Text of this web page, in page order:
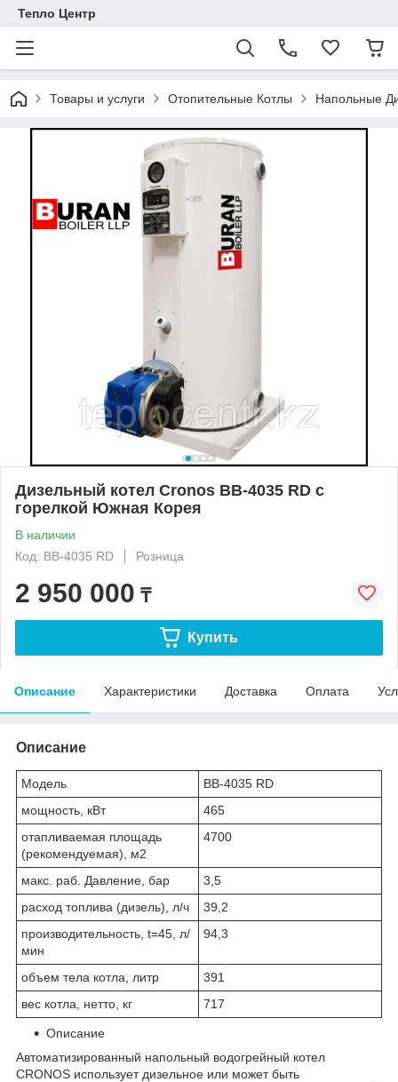
Тепло Центр
Товары и услуги Отопительные Котлы Напольные
Дизельный котел Cronos BB-4035 RD с
горелкой Южная Корея
В наличии
Код: BB-4035 RD
Розница
2 950 000 ₸
Купить
Описание Характеристики Доставка Оплата
Описание
Модель
BB-4035 RD
мощность, кВт
465
отапливаемая площадь
(рекомендуемая), м2
4700
макс. раб. Давление, бар
3,5
расход топлива (дизель), л/ч
39,2
производительность, t=45, л/
мин
94,3
объем тела котла, литр
391
вес котла, нетто, кг
717
Описание
Автоматизированный напольный водогрейный котел
CRONOS использует дизельное или может быть